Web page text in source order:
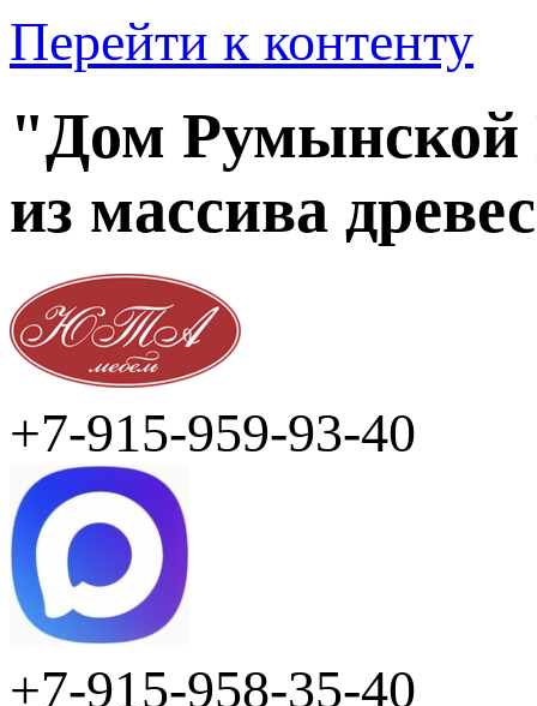
Перейти к контенту
"Дом
из массива
+7-915-959-93-40
+7-915-958-35-40